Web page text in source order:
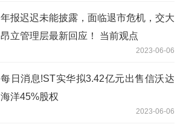
年报迟迟未能披露，面临退市危机，交大
昂立管理层最新回应！ 当前观点
2023-06-06
每日消息!ST实华拟3.42亿元出售信沃达
海洋45%股权
2023-06-06